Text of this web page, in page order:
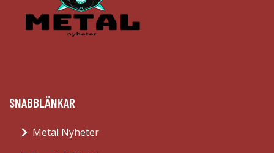
SNABBLÄNKAR
Metal Nyheter